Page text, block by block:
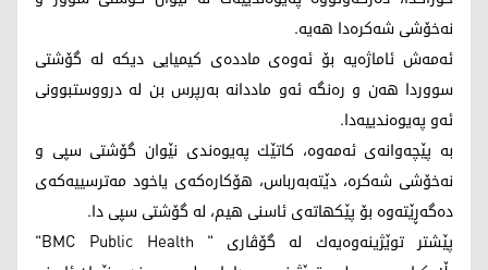
نه‌خۆشی شه‌كره‌دا هه‌یه‌.
ئه‌مه‌ش ئاماژه‌یه‌ بۆ ئه‌وه‌ی مادده‌ی كیمیایی دیكه‌ له‌ گۆشتی
سووردا هه‌ن و ره‌نگه‌ ئه‌و ماددانه‌ به‌رپرس بن له‌ درووستبوونی
ئه‌و په‌یوه‌ندییه‌دا.
به‌ پێچه‌وانه‌ی ئه‌مه‌وه‌، كاتێك په‌یوه‌ندی نێوان گۆشتی سپی و
نه‌خۆشی شه‌كره‌، دێته‌به‌رباس، هۆكاره‌كه‌ی یاخود مه‌ترسییه‌كه‌ی
ده‌گه‌ڕێته‌وه‌ بۆ پێكهاته‌ی ئاسنی هیم، له‌ گۆشتی سپی دا.
پێشتر توێژینه‌وه‌یه‌ك له‌ گۆڤاری " BMC Public Health"